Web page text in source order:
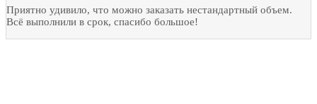
Приятно удивило, что можно заказать нестандартный объем.
Всё выполнили в срок, спасибо большое!